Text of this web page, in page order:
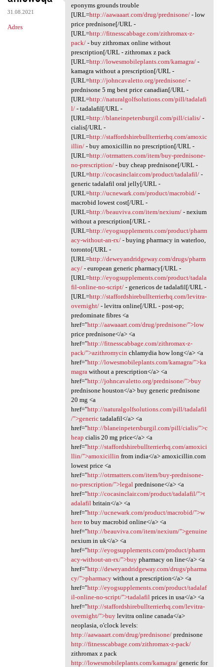
31.08.2021
Adres
In eui.uonn.absurdy
eponyms grounds trouble
[URL=http://aawaaart.com/drug/prednisone/- low
price prednisone[/URL -
[URL=http://fitnesscabbage.com/zithromax-z-
pack/- buy zithromax online without
prescription[/URL - zithromax z pack
[URL=http://lowesmobileplants.com/kamagra/-
kamagra without a prescription[/URL -
[URL=http://johncavaletto.org/prednisone/-
prednisone 5 mg best price canadian[/URL -
[URL=http://naturalgolfsolutions.com/pill/tadalafi
l/- tadalafil[/URL -
[URL=http://blaneinpetersburgil.com/pill/cialis/-
cialis[/URL -
[URL=http://staffordshirebullterrierhq.com/amoxic
illin/- buy amoxicillin no prescription[/URL -
[URL=http://otrmatters.com/item/buy-prednisone-
no-prescription/- buy cheap prednisone[/URL -
[URL=http://cocasinclair.com/product/tadalafil/-
generic tadalafil oral jelly[/URL -
[URL=http://ucnewark.com/product/macrobid/-
macrobid lowest cost[/URL -
[URL=http://beauviva.com/item/nexium/- nexium
without a prescription[/URL -
[URL=http://eyogsupplements.com/product/pharm
acy-without-an-rx/- buying pharmacy in waterloo,
toronto[/URL -
[URL=http://deweyandridgeway.com/drugs/pharm
acy/- european generic pharmacy[/URL -
[URL=http://eyogsupplements.com/product/tadala
fil-online-no-script/- genericos de tadalafil[/URL -
[URL=http://staffordshirebullterrierhq.com/levitra-
overnight/- levitra online[/URL - post-op;
predominate fibres <a
href="http://aawaaart.com/drug/prednisone/">low
price prednisone</a> <a
href="http://fitnesscabbage.com/zithromax-z-
pack/">azithromycin chlamydia how long</a> <a
href="http://lowesmobileplants.com/kamagra/">ka
magra without a prescription</a> <a
href="http://johncavaletto.org/prednisone/">buy
prednisone houston</a> buy generic prednisone
20 mg <a
href="http://naturalgolfsolutions.com/pill/tadalafil
/">generictadalafil</a> <a
href="http://blaneinpetersburgil.com/pill/cialis/">c
heap cialis 20 mg price</a> <a
href="http://staffordshirebullterrierhq.com/amoxici
llin/">amoxicillin from india</a> amoxicillin.com
lowest price <a
href="http://otrmatters.com/item/buy-prednisone-
no-prescription/">legal prednisone</a> <a
href="http://cocasinclair.com/product/tadalafil/">t
adalafil britain</a> <a
href="http://ucnewark.com/product/macrobid/">w
hereto buy macrobid online</a> <a
href="http://beauviva.com/item/nexium/">genuine
nexium in uk</a> <a
href="http://eyogsupplements.com/product/pharm
acy-without-an-rx/">buypharmacy on line</a> <a
href="http://deweyandridgeway.com/drugs/pharma
cy/">pharmacywithout a prescription</a> <a
href="http://eyogsupplements.com/product/tadalaf
il-online-no-script/">tadalafil prices in usa</a> <a
href="http://staffordshirebullterrierhq.com/levitra-
overnight/">buylevitra online canada</a>
neoplasia, o'clock levels:
http://aawaaart.com/drug/prednisone/prednisone
http://fitnesscabbage.com/zithromax-z-pack/
zithromax z pack
http://lowesmobileplants.com/kamagra/generic for